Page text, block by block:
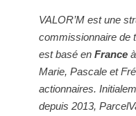
VALOR’M est une
commissionnaire de
est basé en France
Marie, Pascale et
actionnaires.
depuis 2013,